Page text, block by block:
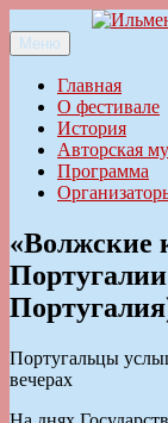
к
содержимому
Ильменский
Меню
Главная
О фестивале
История
Авторская
Программа
«Волжские
Португальцы
вечерах